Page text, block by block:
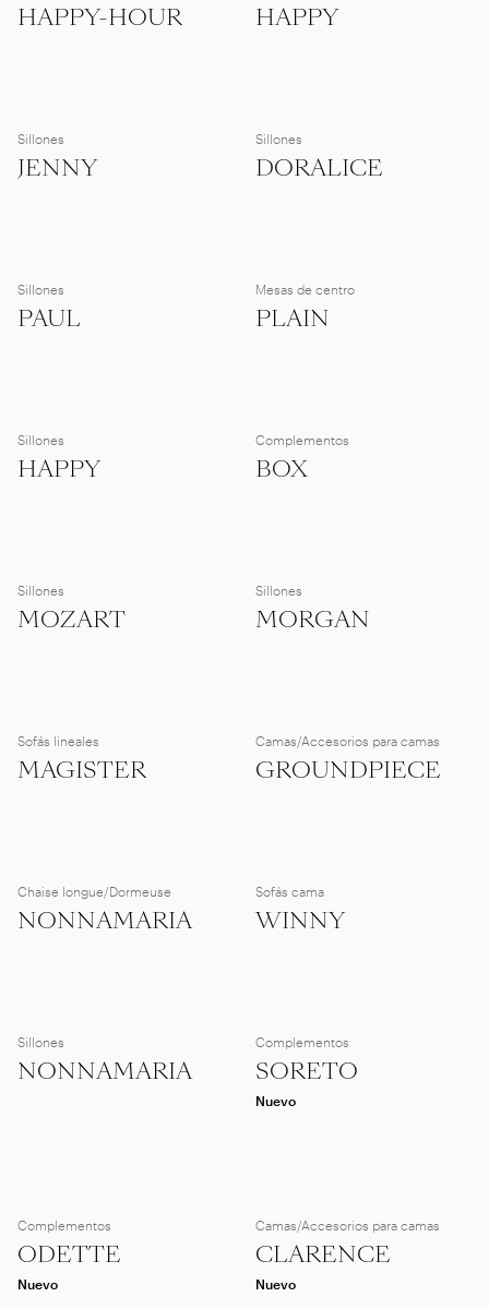
HAPPY-HOUR HAPPY
Sillones
JENNY
Sillones
DORALICE
Sillones
PAUL
Mesas de centro
PLAIN
Sillones
HAPPY
Complementos
BOX
Sillones
MOZART
Sillones
MORGAN
Sofás lineales
MAGISTER
Camas/Accesorios para camas
GROUNDPIECE
Chaise longue/Dormeuse
NONNAMARIA
Sofás cama
WINNY
Sillones
NONNAMARIA
Complementos
SORETO
Nuevo
Complementos
ODETTE
Nuevo
Camas/Accesorios para camas
CLARENCE
Nuevo